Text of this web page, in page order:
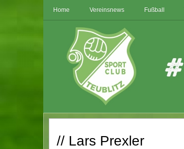
Home Vereinsnews Fußball
// Lars Prexler